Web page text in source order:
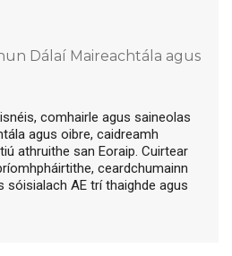
Dálaí Maireachtála agus
comhairle agus saineolas
agus oibre, caidreamh
athruithe san Eoraip. Cuirtear
ceardchumainn
sóisialach AE trí thaighde agus